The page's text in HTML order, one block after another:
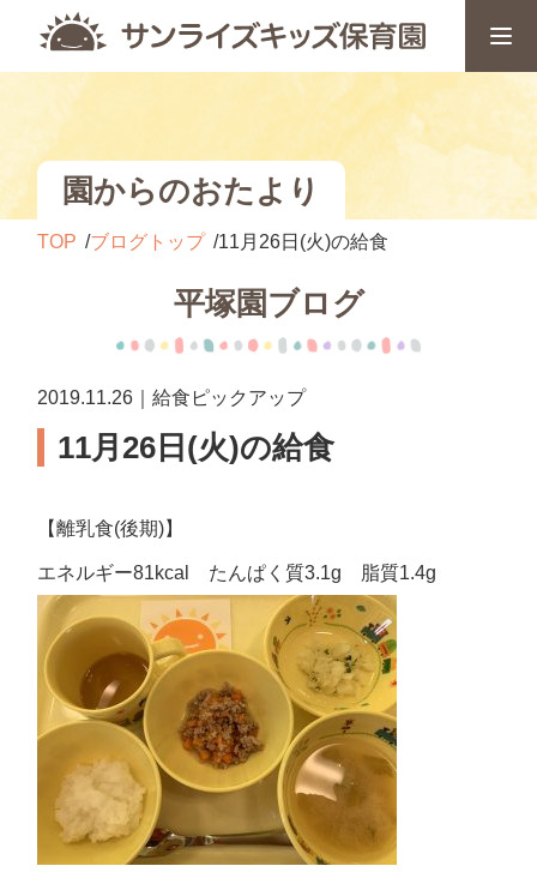
園からのおたより
TOP ブログトップ 11月26日(火)の給食
平塚園ブログ
2019.11.26｜給食ピックアップ
11月26日(火)の給食
【離乳食(後期)】
エネルギー81kcal たんぱく質3.1g 脂質1.4g